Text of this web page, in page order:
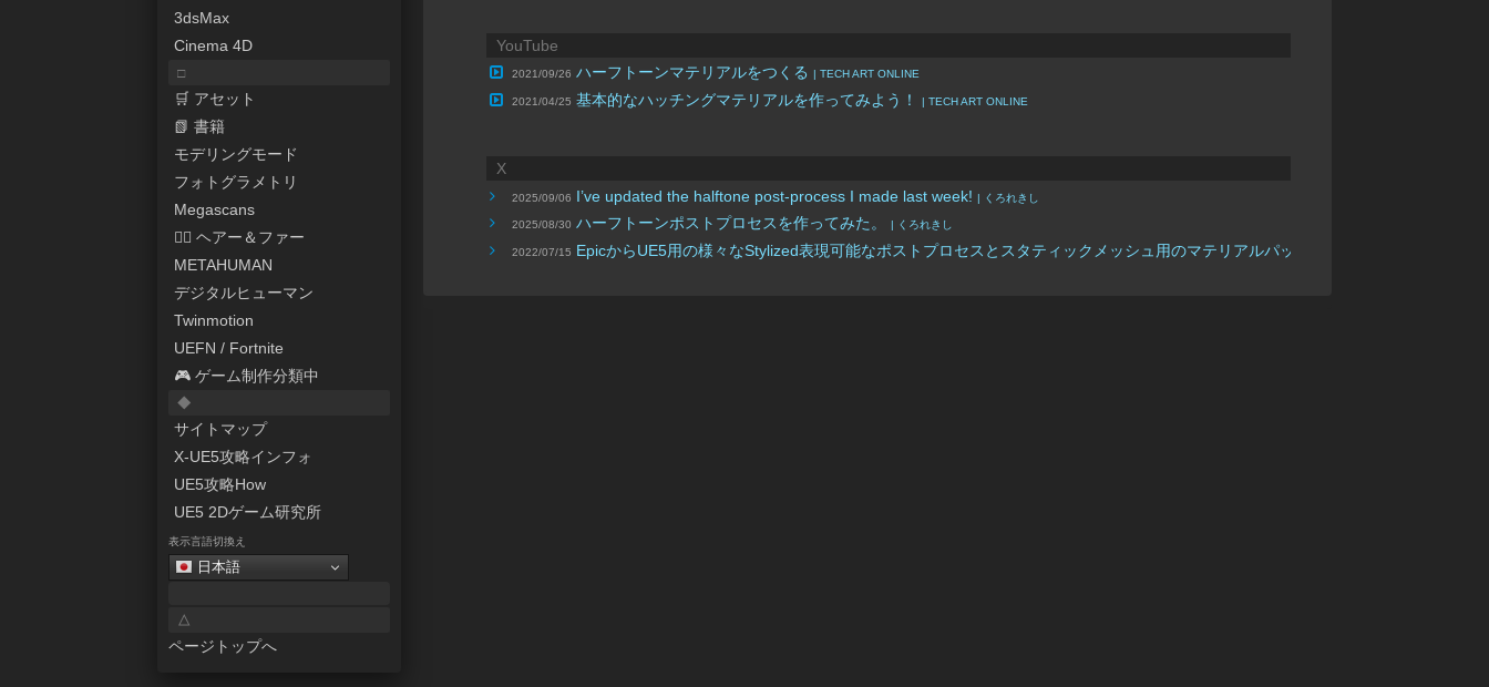
YouTube
2021/09/26 ハーフトーンマテリアルをつくる | TECH ART ONLINE
2021/04/25 基本的なハッチングマテリアルを作ってみよう！ | TECH ART ONLINE
X
2025/09/06 I’ve updated the halftone post-process I made last week! | くろれきし
2025/08/30 ハーフトーンポストプロセスを作ってみた。 | くろれきし
2022/07/15 EpicからUE5用の様々なStylized表現可能なポストプロセスとスタティックメッシュ用のマテリアルパックがでてたのね。
3dsMax
Cinema 4D
□
🛒 アセット
📗 書籍
モデリングモード
フォトグラメトリ
Megascans
💇‍♀️ ヘアー＆ファー
METAHUMAN
デジタルヒューマン
Twinmotion
UEFN / Fortnite
🎮 ゲーム制作分類中
◆
サイトマップ
X-UE5攻略インフォ
UE5攻略How
UE5 2Dゲーム研究所
表示言語切換え
日本語
△
ページトップへ